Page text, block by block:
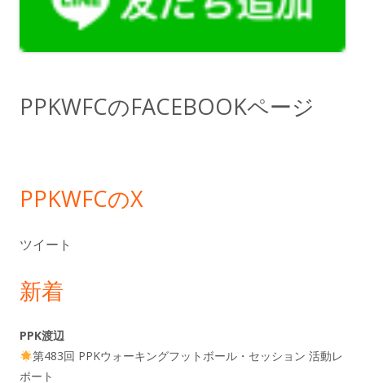
イ
ド
PPKWFCのFACEBOOKページ
PPKWFCのX
ツイート
新着
PPK渡辺
第483回 PPKウォーキングフットボール・セッション 活動レ
ポート